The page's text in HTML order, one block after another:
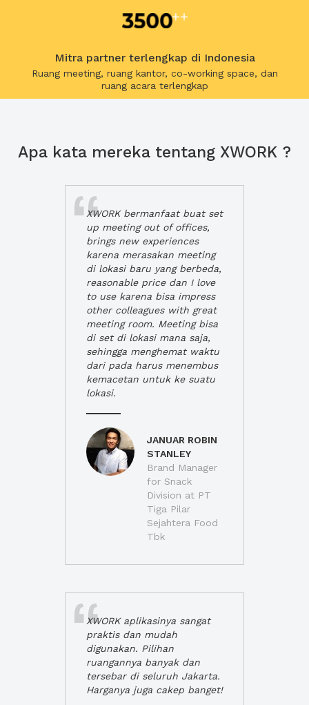
Mitra partner terlengkap di Indonesia
Ruang meeting, ruang kantor, co-working space, dan
ruang acara terlengkap
Apa kata mereka tentang XWORK ?
XWORK bermanfaat buat set
up meeting out of offices,
brings new experiences
karena merasakan meeting
di lokasi baru yang berbeda,
reasonable price dan I love
to use karena bisa impress
other colleagues with great
meeting room. Meeting bisa
di set di lokasi mana saja,
sehingga menghemat waktu
dari pada harus menembus
kemacetan untuk ke suatu
lokasi.
JANUAR ROBIN
STANLEY
Brand Manager
for Snack
Division at PT
Tiga Pilar
Sejahtera Food
Tbk
XWORK aplikasinya sangat
praktis dan mudah
digunakan. Pilihan
ruangannya banyak dan
tersebar di seluruh Jakarta.
Harganya juga cakep banget!